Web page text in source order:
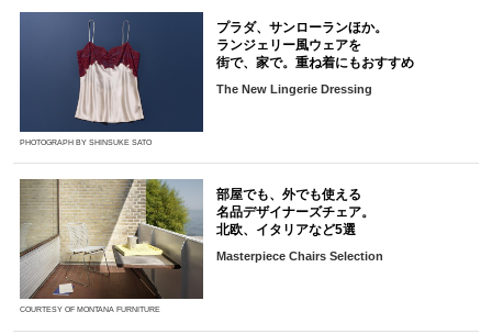
PHOTOGRAPH BY SHINSUKE SATO
プラダ、サンローランほか。
ランジェリー風ウェアを
街で、家で。重ね着にもおすすめ
The New Lingerie Dressing
COURTESY OF MONTANA FURNITURE
部屋でも、外でも使える
名品デザイナーズチェア。
北欧、イタリアなど5選
Masterpiece Chairs Selection